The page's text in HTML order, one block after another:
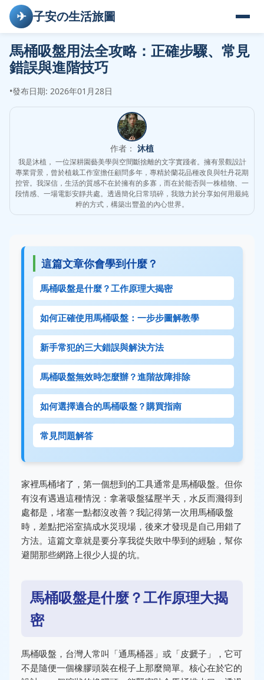
✈ 子安の生活旅圖
馬桶吸盤用法全攻略：正確步驟、常見
錯誤與進階技巧
•發布日期: 2026年01月28日
作者： 沐植
我是沐植， 一位深耕園藝美學與空間斷捨離的文字實踐者。擁有景觀設計
專業背景，曾於植栽工作室擔任顧問多年，專精於蘭花品種改良與牡丹花期
控管。我深信，生活的質感不在於擁有的多寡，而在於能否與一株植物、一
段情感、一場電影安靜共處。透過簡化日常瑣碎，我致力於分享如何用最純
粹的方式，構築出豐盈的內心世界。
這篇文章你會學到什麼？
馬桶吸盤是什麼？工作原理大揭密
如何正確使用馬桶吸盤：一步步圖解教學
新手常犯的三大錯誤與解決方法
馬桶吸盤無效時怎麼辦？進階故障排除
如何選擇適合的馬桶吸盤？購買指南
常見問題解答
家裡馬桶堵了，第一個想到的工具通常是馬桶吸盤。但你
有沒有遇過這種情況：拿著吸盤猛壓半天，水反而濺得到
處都是，堵塞一點都沒改善？我記得第一次用馬桶吸盤
時，差點把浴室搞成水災現場，後來才發現是自己用錯了
方法。這篇文章就是要分享我從失敗中學到的經驗，幫你
避開那些網路上很少人提的坑。
馬桶吸盤是什麼？工作原理大揭
密
馬桶吸盤，台灣人常叫「通馬桶器」或「皮搋子」，它可
不是隨便一個橡膠頭裝在棍子上那麼簡單。核心在於它的